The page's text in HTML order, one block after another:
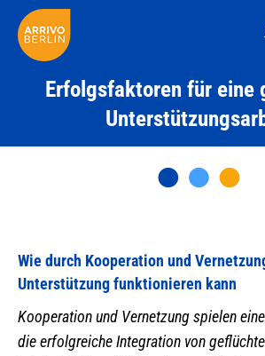
Erfolgsfaktoren für eine
Wie durch Kooperation und
Unterstützung funktionieren kann
Kooperation und Vernetzung spielen
die erfolgreiche Integration von